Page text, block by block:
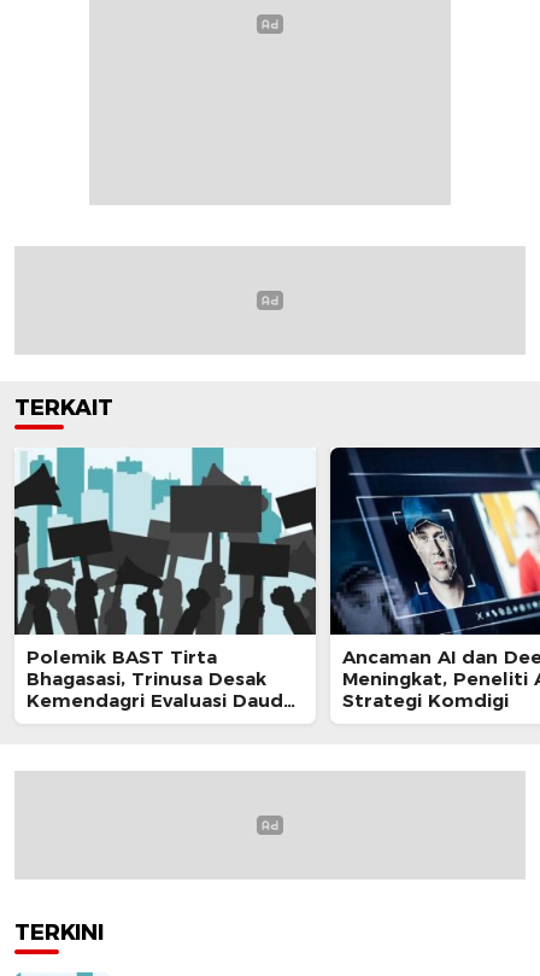
TERKAIT
Polemik BAST Tirta
Bhagasasi, Trinusa Desak
Kemendagri Evaluasi Daud
Husin
Ancaman AI dan
Meningkat, Peneliti
Strategi Komdigi
TERKINI